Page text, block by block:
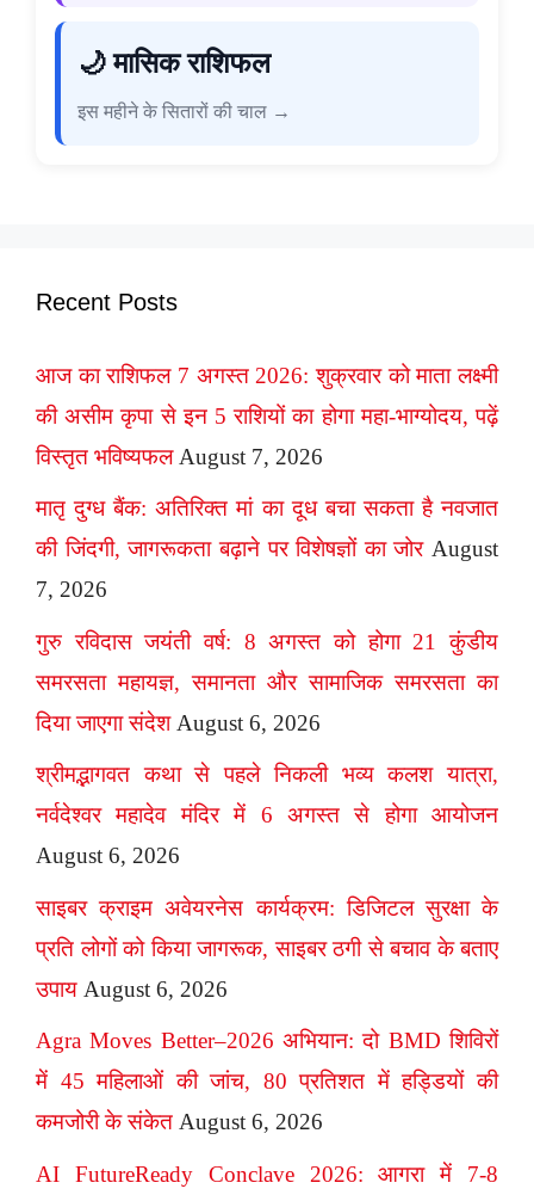
🌙 मासिक राशिफल
इस महीने के सितारों की चाल →
Recent Posts
आज का राशिफल 7 अगस्त 2026: शुक्रवार को माता लक्ष्मी
की असीम कृपा से इन 5 राशियों का होगा महा-भाग्योदय, पढ़ें
विस्तृत भविष्यफल August 7, 2026
मातृ दुग्ध बैंक: अतिरिक्त मां का दूध बचा सकता है नवजात
की जिंदगी, जागरूकता बढ़ाने पर विशेषज्ञों का जोर August
7, 2026
गुरु रविदास जयंती वर्ष: 8 अगस्त को होगा 21 कुंडीय
समरसता महायज्ञ, समानता और सामाजिक समरसता का
दिया जाएगा संदेश August 6, 2026
श्रीमद्भागवत कथा से पहले निकली भव्य कलश यात्रा,
नर्वदेश्वर महादेव मंदिर में 6 अगस्त से होगा आयोजन
August 6, 2026
साइबर क्राइम अवेयरनेस कार्यक्रम: डिजिटल सुरक्षा के
प्रति लोगों को किया जागरूक, साइबर ठगी से बचाव के बताए
उपाय August 6, 2026
Agra Moves Better–2026 अभियान: दो BMD शिविरों
में 45 महिलाओं की जांच, 80 प्रतिशत में हड्डियों की
कमजोरी के संकेत August 6, 2026
AI FutureReady Conclave 2026: आगरा में 7-8